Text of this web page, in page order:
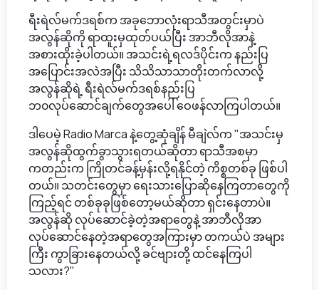
ရီးရဲလ်မက်ဒရစ်က အခုဘောလုံးရာသီအတွင်းမှာပဲ
အလွန်ဆိုကို ရာထူးမှထုတ်ပယ်ပြီး အာဘီလိုအာနဲ့
အစားထိုးခဲ့ပါတယ်။ အသင်းရဲ့ရလဒ်ပိုင်းက နည်းပြ
အပြောင်းအလဲအပြီး သိသိသာသာတိုးတက်လာလို့
အလွန်ဆိုရဲ့ ရီးရဲလ်မက်ဒရစ်နည်းပြ
ဘ၀လုပ်ဆောင်ချက်တွေအပေါ် ဝေဖန်လာကြပါတယ်။
ဒါပေမဲ့ Radio Marca နဲ့တွေ့ဆုံချိန် မီချဲလ်က "အသင်းမှ
အလွန်ဆိုထွက်ခွာသွားရတယ်ဆိုတာ ရာသီအစမှာ
ကတည်းက ကြိုတင်ခန့်မှန်းလို့ရနိုင်တဲ့ ကိစ္စတစ်ခု ဖြစ်ပါ
တယ်။ သတင်းတွေမှာ ရေးသားပြောဆိုနေကြတာတွေကို
ကြည့်ရင် တစ်ခုခုဖြစ်တော့မယ်ဆိုတာ ရှင်းနေတာပဲ။
အလွန်ဆို လုပ်ဆောင်ခဲ့တဲ့အရာတွေနဲ့ အာဘီလိုအာ
လုပ်ဆောင်နေတဲ့အရာတွေအကြားမှာ တကယ်ပဲ အများ
ကြီး ကွာခြားနေတယ်လို့ ခင်ဗျားတို့ ထင်နေကြပါ
သလား?"